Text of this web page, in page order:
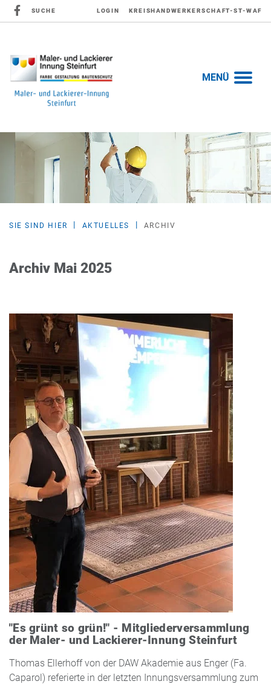
SUCHE LOGIN KREISHANDWERKERSCHAFT-ST-WAF
MENÜ
SIE SIND HIER AKTUELLES ARCHIV
Archiv Mai 2025
"Es grünt so grün!" - Mitgliederversammlung
der Maler- und Lackierer-Innung Steinfurt
Thomas Ellerhoff von der DAW Akademie aus Enger (Fa.
Caparol) referierte in der letzten Innungsversammlung zum